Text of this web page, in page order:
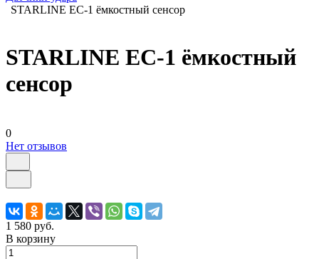
STARLINE EC-1 ёмкостный сенсор
STARLINE EC-1 ёмкостный
сенсор
0
Нет отзывов
1 580 руб.
В корзину